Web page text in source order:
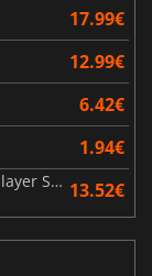
17.99€
12.99€
6.42€
1.94€
Call of Duty Black Ops 3 Multiplayer Starter Pack 13.52€